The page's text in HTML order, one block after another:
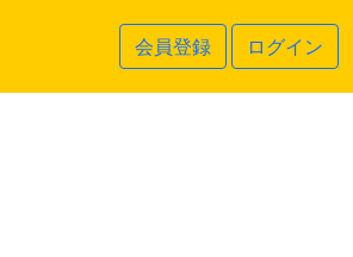
会員登録 ログイン